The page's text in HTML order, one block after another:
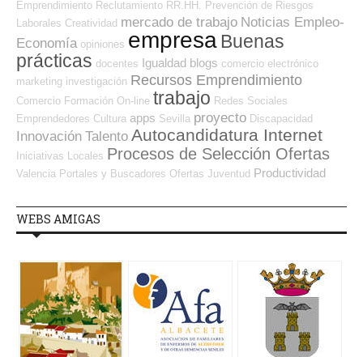
Emprendimiento Reclutamiento RR.HH.
Prevención de Riesgos
Laborales Creatividad mercado de trabajo Noticias Empleo-
Economía opiniones empresa Buenas
prácticas docentes Igualdad blogs comercio electrónico
marketing investigación Recursos Emprendimiento
Comercio Formación On-line trabajo Redes Sociales
Emprendedores Cultura apps Sevilla proyecto Discapacidad
Innovación Talento Autocandidatura Internet
Iniciativas Locales Procesos de Selección Ofertas
Valencia Portales y Buscadores Ofertas Juventud Productividad
WEBS AMIGAS